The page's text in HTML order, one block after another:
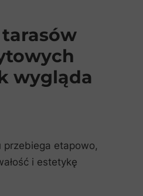
wygląda
przebiega etapowo,
i estetykę